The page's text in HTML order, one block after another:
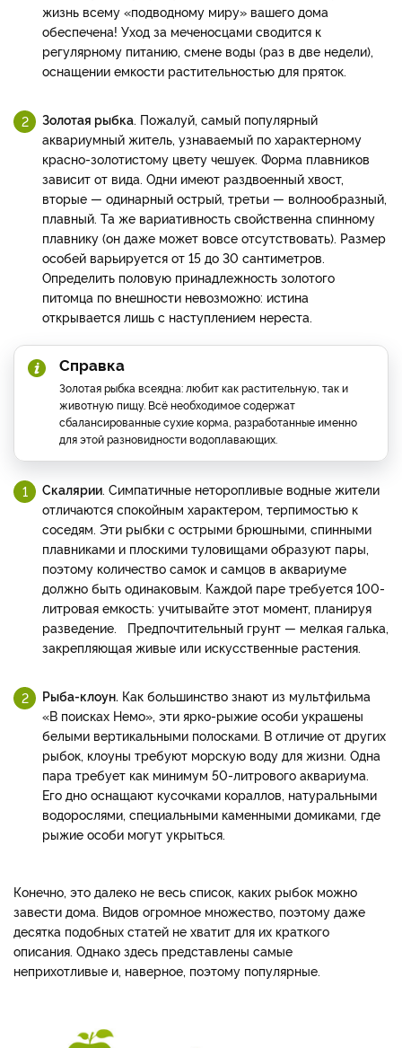
жизнь всему «подводному миру» вашего дома
обеспечена! Уход за меченосцами сводится к
регулярному питанию, смене воды (раз в две недели),
оснащении емкости растительностью для пряток.
Золотая рыбка . Пожалуй, самый популярный
аквариумный житель, узнаваемый по характерному
красно-золотистому цвету чешуек. Форма плавников
зависит от вида. Одни имеют раздвоенный хвост,
вторые — одинарный острый, третьи — волнообразный,
плавный. Та же вариативность свойственна спинному
плавнику (он даже может вовсе отсутствовать). Размер
особей варьируется от 15 до 30 сантиметров.
Определить половую принадлежность золотого
питомца по внешности невозможно: истина
открывается лишь с наступлением нереста.
Справка
Золотая рыбка всеядна: любит как растительную, так и
животную пищу. Всё необходимое содержат
сбалансированные сухие корма, разработанные именно
для этой разновидности водоплавающих.
Скалярии . Симпатичные неторопливые водные жители
отличаются спокойным характером, терпимостью к
соседям. Эти рыбки с острыми брюшными, спинными
плавниками и плоскими туловищами образуют пары,
поэтому количество самок и самцов в аквариуме
должно быть одинаковым. Каждой паре требуется 100-
литровая емкость: учитывайте этот момент, планируя
разведение. Предпочтительный грунт — мелкая галька,
закрепляющая живые или искусственные растения.
Рыба-клоун. Как большинство знают из мультфильма
«В поисках Немо», эти ярко-рыжие особи украшены
белыми вертикальными полосками. В отличие от других
рыбок, клоуны требуют морскую воду для жизни. Одна
пара требует как минимум 50-литрового аквариума.
Его дно оснащают кусочками кораллов, натуральными
водорослями, специальными каменными домиками, где
рыжие особи могут укрыться.
Конечно, это далеко не весь список, каких рыбок можно
завести дома. Видов огромное множество, поэтому даже
десятка подобных статей не хватит для их краткого
описания. Однако здесь представлены самые
неприхотливые и, наверное, поэтому популярные.